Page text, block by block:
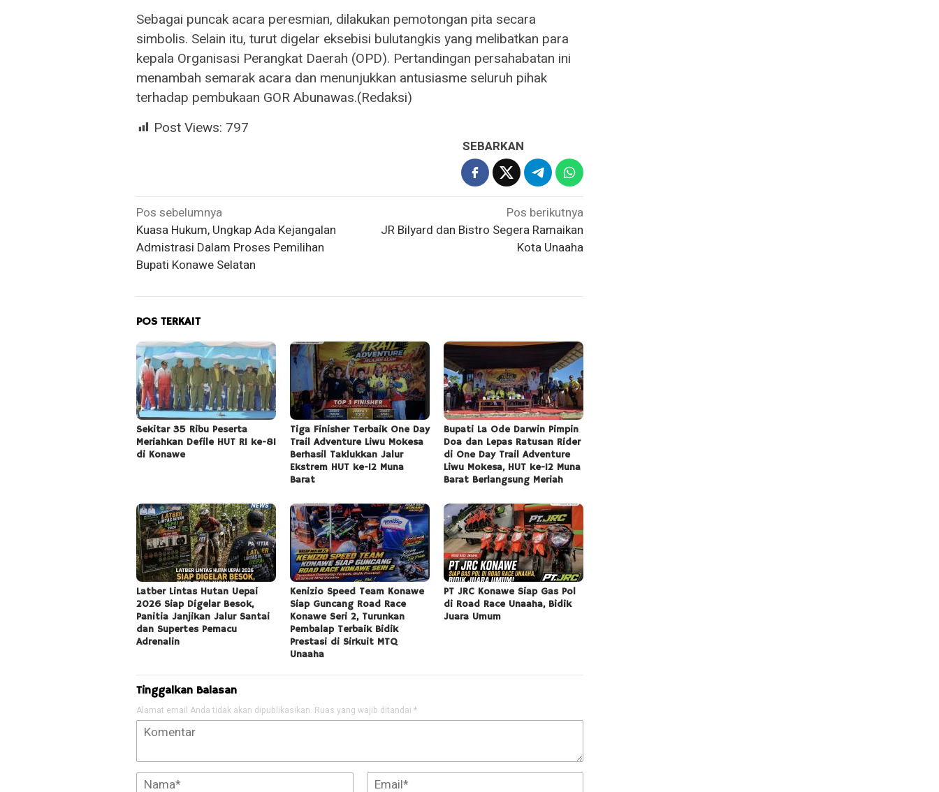
Sebagai puncak acara peresmian, dilakukan pemotongan pita secara
simbolis. Selain itu, turut digelar eksebisi bulutangkis yang melibatkan para
kepala Organisasi Perangkat Daerah (OPD). Pertandingan persahabatan ini
menambah semarak acara dan menunjukkan antusiasme seluruh pihak
terhadap pembukaan GOR Abunawas.(Redaksi)
Post Views: 797
SEBARKAN
Navigasi
pos
Pos sebelumnya
Kuasa Hukum, Ungkap Ada Kejangalan
Admistrasi Dalam Proses Pemilihan
Bupati Konawe Selatan
Pos berikutnya
JR Bilyard dan Bistro Segera Ramaikan
Kota Unaaha
POS TERKAIT
Sekitar 35 Ribu Peserta
Meriahkan Defile HUT RI ke-81
di Konawe
Tiga Finisher Terbaik One Day
Trail Adventure Liwu Mokesa
Berhasil Taklukkan Jalur
Ekstrem HUT ke-12 Muna
Barat
Bupati La Ode Darwin Pimpin
Doa dan Lepas Ratusan Rider
di One Day Trail Adventure
Liwu Mokesa, HUT ke-12 Muna
Barat Berlangsung Meriah
Latber Lintas Hutan Uepai
2026 Siap Digelar Besok,
Panitia Janjikan Jalur Santai
dan Supertes Pemacu
Adrenalin
Kenizio Speed Team Konawe
Siap Guncang Road Race
Konawe Seri 2, Turunkan
Pembalap Terbaik Bidik
Prestasi di Sirkuit MTQ
Unaaha
PT JRC Konawe Siap Gas Pol
di Road Race Unaaha, Bidik
Juara Umum
Tinggalkan Balasan
Alamat email Anda tidak akan dipublikasikan. Ruas yang wajib ditandai *